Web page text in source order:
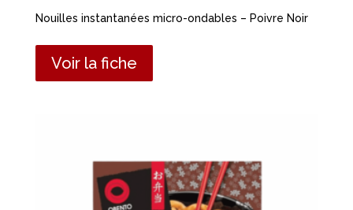
Nouilles instantanées micro-ondables – Poivre Noir
Voir la fiche